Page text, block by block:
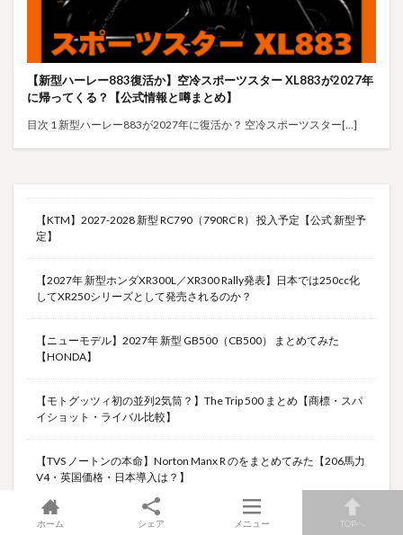
【新型ハーレー883復活か】空冷スポーツスター XL883が2027年
に帰ってくる？【公式情報と噂まとめ】
目次 1 新型ハーレー883が2027年に復活か？ 空冷スポーツスター[…]
【KTM】2027-2028 新型 RC790（790RC R） 投入予定【公式 新型予
定】
【2027年 新型ホンダXR300L／XR300 Rally発表】日本では250cc化
してXR250シリーズとして発売されるのか？
【ニューモデル】2027年 新型 GB500（CB500） まとめてみた
【HONDA】
【モトグッツィ初の並列2気筒？】The Trip 500 まとめ【商標・スパ
イショット・ライバル比較】
【TVS ノートンの本命】Norton Manx R のをまとめてみた【206馬力
V4・英国価格・日本導入は？】
ホーム シェア メニュー TOPへ